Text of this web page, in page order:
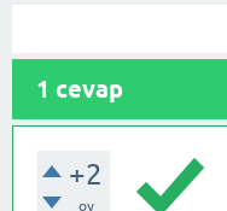
1 cevap
+2
oy